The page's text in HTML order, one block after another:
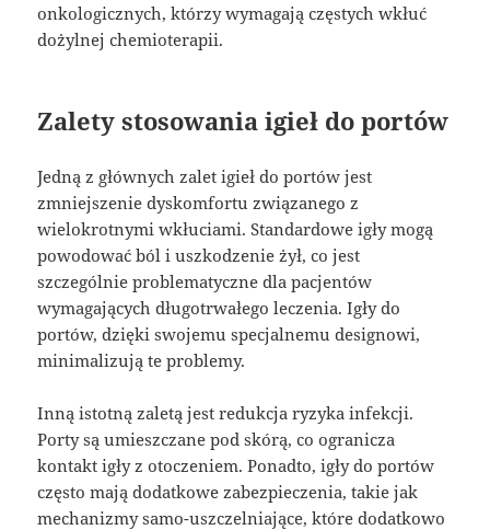
onkologicznych, którzy wymagają częstych wkłuć
dożylnej chemioterapii.
Zalety stosowania igieł do portów
Jedną z głównych zalet igieł do portów jest
zmniejszenie dyskomfortu związanego z
wielokrotnymi wkłuciami. Standardowe igły mogą
powodować ból i uszkodzenie żył, co jest
szczególnie problematyczne dla pacjentów
wymagających długotrwałego leczenia. Igły do
portów, dzięki swojemu specjalnemu designowi,
minimalizują te problemy.
Inną istotną zaletą jest redukcja ryzyka infekcji.
Porty są umieszczane pod skórą, co ogranicza
kontakt igły z otoczeniem. Ponadto, igły do portów
często mają dodatkowe zabezpieczenia, takie jak
mechanizmy samo-uszczelniające, które dodatkowo